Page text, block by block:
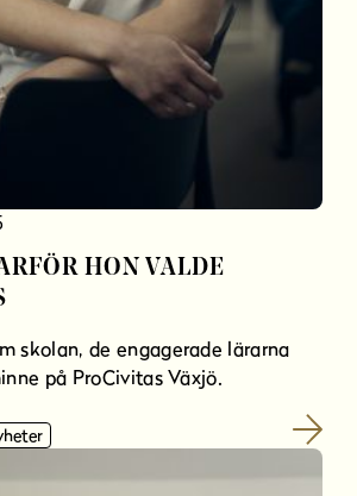
HON VALDE
skolan, de engagerade lärarna
på ProCivitas Växjö.